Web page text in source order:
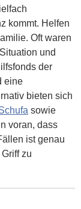
kommt. Helfen
Oft waren
und
der
eine
bieten sich
sowie
voran, dass
ist genau
zu